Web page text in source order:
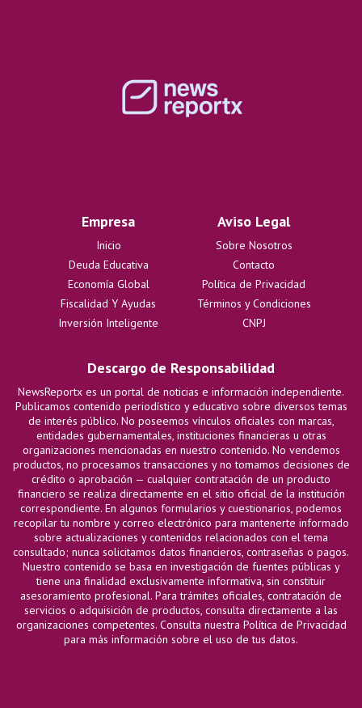
Empresa
Inicio
Deuda Educativa
Economía Global
Fiscalidad Y Ayudas
Inversión Inteligente
Aviso Legal
Sobre Nosotros
Contacto
Política de Privacidad
Términos y Condiciones
CNPJ
Descargo de Responsabilidad
NewsReportx es un portal de noticias e información independiente.
Publicamos contenido periodístico y educativo sobre diversos temas
de interés público. No poseemos vínculos oficiales con marcas,
entidades gubernamentales, instituciones financieras u otras
organizaciones mencionadas en nuestro contenido. No vendemos
productos, no procesamos transacciones y no tomamos decisiones de
crédito o aprobación — cualquier contratación de un producto
financiero se realiza directamente en el sitio oficial de la institución
correspondiente. En algunos formularios y cuestionarios, podemos
recopilar tu nombre y correo electrónico para mantenerte informado
sobre actualizaciones y contenidos relacionados con el tema
consultado; nunca solicitamos datos financieros, contraseñas o pagos.
Nuestro contenido se basa en investigación de fuentes públicas y
tiene una finalidad exclusivamente informativa, sin constituir
asesoramiento profesional. Para trámites oficiales, contratación de
servicios o adquisición de productos, consulta directamente a las
organizaciones competentes. Consulta nuestra Política de Privacidad
para más información sobre el uso de tus datos.